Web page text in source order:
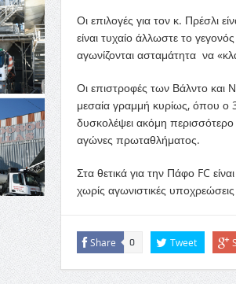
Οι επιλογές για τον κ. Πρέσλι
είναι τυχαίο άλλωστε το
αγωνίζονται ασταμάτητα να
Οι επιστροφές των Βάλντο και
μεσαία γραμμή κυρίως, όπου ο
δυσκολέψει ακόμη
αγώνες πρωταθλήματος.
Στα θετικά για την Πάφο FC
χωρίς αγωνιστικές
Share 0 Tweet